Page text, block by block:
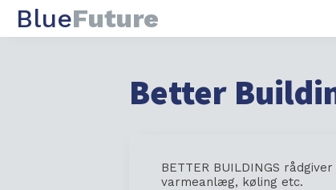
BlueFuture
Better
BETTER BUILDINGS
varmeanlæg, køling etc.